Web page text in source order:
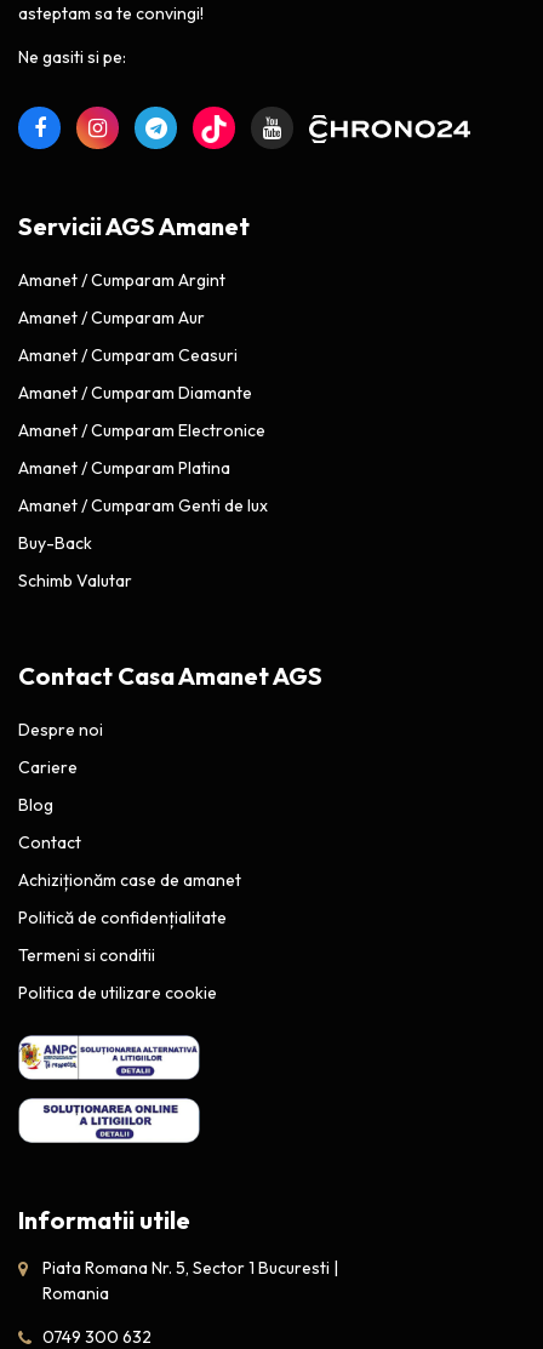
asteptam sa te convingi!
Ne gasiti si pe:
Servicii AGS Amanet
Amanet / Cumparam Argint
Amanet / Cumparam Aur
Amanet / Cumparam Ceasuri
Amanet / Cumparam Diamante
Amanet / Cumparam Electronice
Amanet / Cumparam Platina
Amanet / Cumparam Genti de lux
Buy-Back
Schimb Valutar
Contact Casa Amanet AGS
Despre noi
Cariere
Blog
Contact
Achiziționăm case de amanet
Politică de confidențialitate
Termeni si conditii
Politica de utilizare cookie
Informatii utile
Piata Romana Nr. 5, Sector 1 Bucuresti |
Romania
0749 300 632